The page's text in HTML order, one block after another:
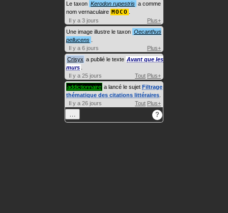
Le taxon Kerodon rupestris a comme
nom vernaculaire MOCO
Il y a 3 jours
Plus+
Une image illustre le taxon Oecanthus
pellucens
Il y a 6 jours
Plus+
Crisyx a publié le texte Avant que les
murs
Il y a 25 jours
Tout Plus+
addictionnaire a lancé le sujet Filtrage
thématique des citations littéraires
Il y a 26 jours
Tout Plus+
?